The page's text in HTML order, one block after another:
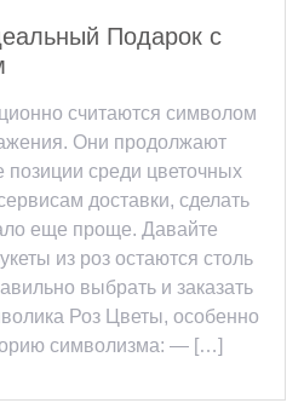
Подарок с
считаются символом
Они продолжают
среди цветочных
доставки, сделать
еще проще. Давайте
из роз остаются столь
выбрать и заказать
Роз Цветы, особенно
символизма: — […]